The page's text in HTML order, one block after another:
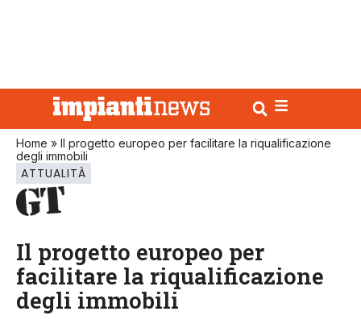
Home » Il progetto europeo per facilitare la riqualificazione
degli immobili
ATTUALITÀ
Il progetto europeo per
facilitare la riqualificazione
degli immobili